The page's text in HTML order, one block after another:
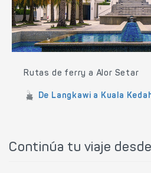
Rutas de ferry a Alor Setar
De Langkawi a Kuala
Continúa tu viaje